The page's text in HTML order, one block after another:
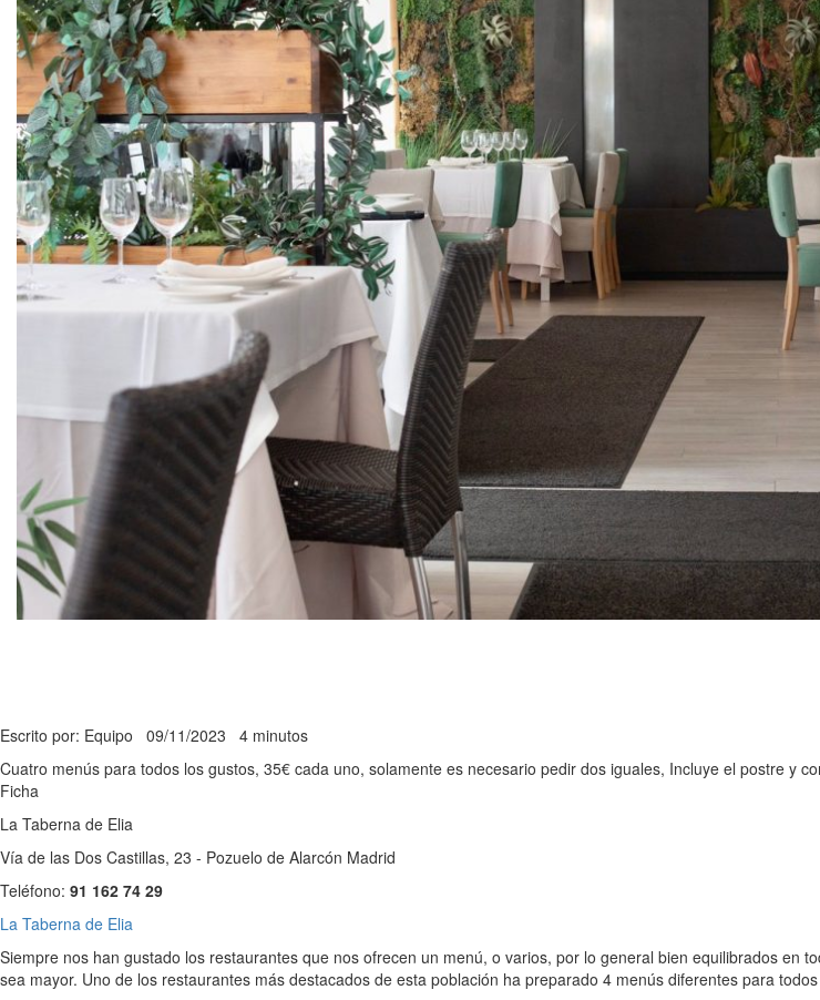
Escrito por: Equipo 09/11/2023 4 minutos
Cuatro menús para todos los gustos, 35€ cada uno, solamente es necesario pedir dos iguales, Incluye el postre y
Ficha
La Taberna de Elia
Vía de las Dos Castillas, 23 - Pozuelo de Alarcón Madrid
Teléfono: 91 162 74 29
La Taberna de Elia
Siempre nos han gustado los restaurantes que nos ofrecen un menú, o varios, por lo general bien equilibrados en
sea mayor. Uno de los restaurantes más destacados de esta población ha preparado 4 menús diferentes para